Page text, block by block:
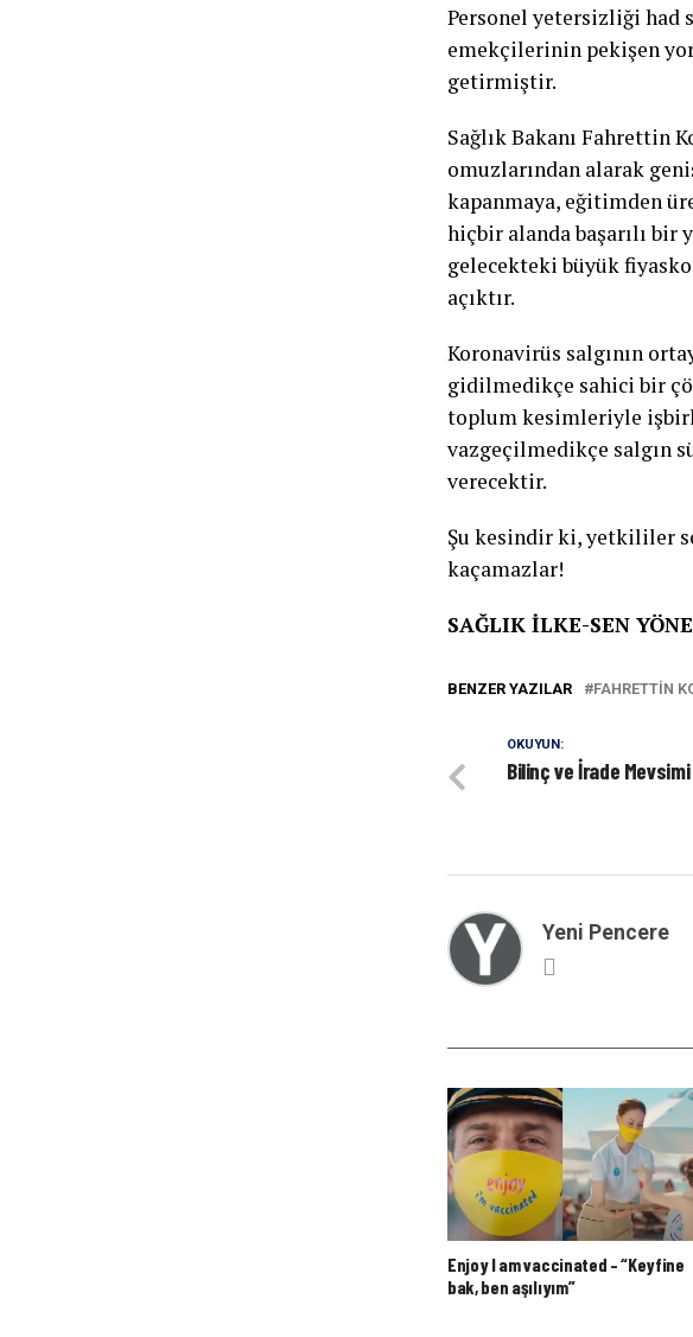
Personel yetersizliği had
emekçilerinin pekişen
getirmiştir.
Sağlık Bakanı Fahrettin
omuzlarından alarak
kapanmaya, eğitimden
hiçbir alanda başarılı bir
gelecekteki büyük
açıktır.
Koronavirüs salgının
gidilmedikçe sahici bir
toplum kesimleriyle
vazgeçilmedikçe salgın
verecektir.
Şu kesindir ki, yetkililer
kaçamazlar!
SAĞLIK İLKE-SEN
BENZER YAZILAR FAHRETTIN
OKUYUN:
Bilinç ve İrade Mevsimi
Yeni Pencere
Enjoy I am vaccinated – “Keyfine
bak, ben aşılıyım”